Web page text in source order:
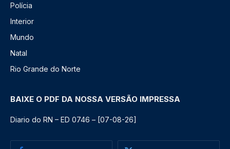
Polícia
Interior
Mundo
Natal
Rio Grande do Norte
BAIXE O PDF DA NOSSA VERSÃO IMPRESSA
Diario do RN – ED 0746 – [07-08-26]